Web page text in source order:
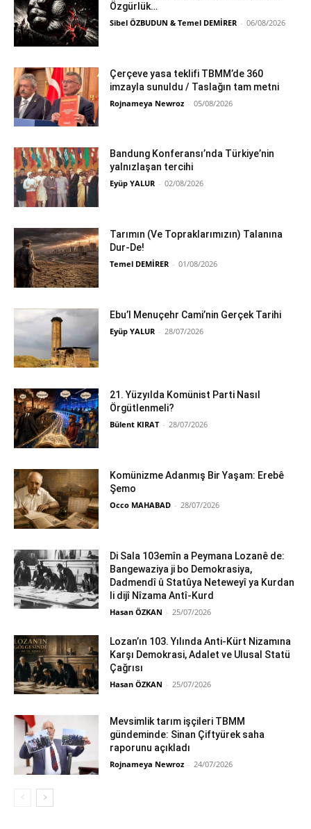
Özgürlük…
Sibel ÖZBUDUN & Temel DEMİRER - 06/08/2026
Çerçeve yasa teklifi TBMM’de 360
imzayla sunuldu / Taslağın tam metni
Rojnameya Newroz - 05/08/2026
Bandung Konferansı’nda Türkiye’nin
yalnızlaşan tercihi
Eyüp YALUR - 02/08/2026
Tarımın (Ve Topraklarımızın) Talanına
Dur-De!
Temel DEMİRER - 01/08/2026
Ebu’l Menuçehr Cami’nin Gerçek Tarihi
Eyüp YALUR - 28/07/2026
21. Yüzyılda Komünist Parti Nasıl
Örgütlenmeli?
Bülent KIRAT - 28/07/2026
Komünizme Adanmış Bir Yaşam: Erebê
Şemo
Occo MAHABAD - 28/07/2026
Di Sala 103emîn a Peymana Lozanê de:
Bangewaziya ji bo Demokrasiya,
Dadmendî û Statûya Neteweyî ya Kurdan
li dijî Nîzama Antî-Kurd
Hasan ÖZKAN - 25/07/2026
Lozan’ın 103. Yılında Anti-Kürt Nizamına
Karşı Demokrasi, Adalet ve Ulusal Statü
Çağrısı
Hasan ÖZKAN - 25/07/2026
Mevsimlik tarım işçileri TBMM
gündeminde: Sinan Çiftyürek saha
raporunu açıkladı
Rojnameya Newroz - 24/07/2026